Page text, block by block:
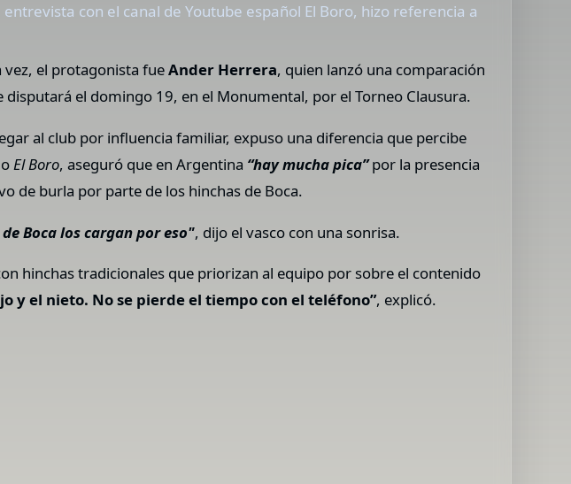
con el canal de Youtube español El Boro, hizo referencia a
vez, el protagonista fueAnder Herrera, quien lanzó una comparación
el domingo 19, en el Monumental, por el Torneo Clausura.
al club por influencia familiar, expuso una diferencia que percibe
El Boro, aseguró que en Argentina “hay mucha pica”por la presencia
de burla por parte de los hinchas de Boca.
Boca los cargan por eso", dijo el vasco con una sonrisa.
hinchas tradicionales que priorizan al equipo por sobre el contenido
y el nieto. No se pierde el tiempo con el teléfono”, explicó.